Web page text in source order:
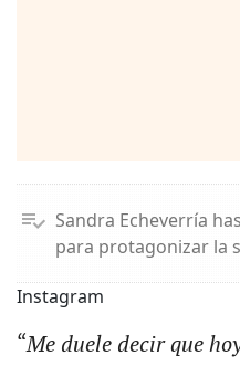
Sandra Echeverría
para protagonizar la
Instagram
“Me duele decir que